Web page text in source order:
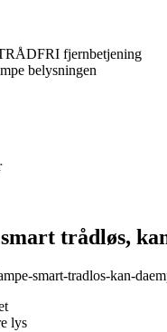
fjernbetjening
belysningen
trådløs,
smart-tradlos-kan-
lys